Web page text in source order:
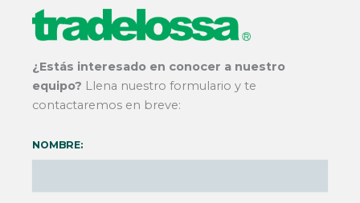
¿Estás interesado en conocer a nuestro
equipo? Llena nuestro formulario y te
contactaremos en breve:
NOMBRE: